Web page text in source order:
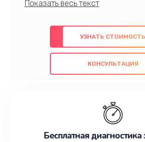
предлагаем быстрый и
использованием оригинальных
также гарантируем качество
проведенных работ. Наша цель -
наилучшим образом. Не медлите
УЗНАТЬ СТОИМОСТЬ
КОНСУЛЬТАЦИЯ
Бесплатная диагностика